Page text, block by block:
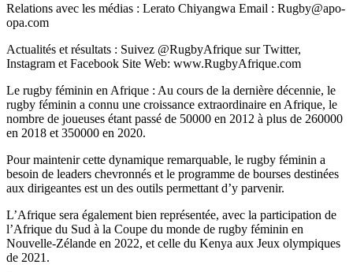
Relations avec les médias : Lerato Chiyangwa Email : Rugby@apo-
opa.com
Actualités et résultats : Suivez @RugbyAfrique sur Twitter,
Instagram et Facebook Site Web: www.RugbyAfrique.com
Le rugby féminin en Afrique : Au cours de la dernière décennie, le
rugby féminin a connu une croissance extraordinaire en Afrique, le
nombre de joueuses étant passé de 50000 en 2012 à plus de 260000
en 2018 et 350000 en 2020.
Pour maintenir cette dynamique remarquable, le rugby féminin a
besoin de leaders chevronnés et le programme de bourses destinées
aux dirigeantes est un des outils permettant d’y parvenir.
L’Afrique sera également bien représentée, avec la participation de
l’Afrique du Sud à la Coupe du monde de rugby féminin en
Nouvelle-Zélande en 2022, et celle du Kenya aux Jeux olympiques
de 2021.